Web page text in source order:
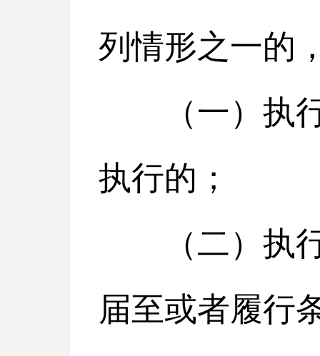
列情形之一的
（一）执行
执行的；
（二）执行
届至或者履行